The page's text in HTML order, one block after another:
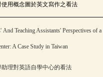
用概念圖於英文寫作之看法
And Teaching Assistants' Perspectives of
A Case Study in Taiwan
理對英語自學中心的看法